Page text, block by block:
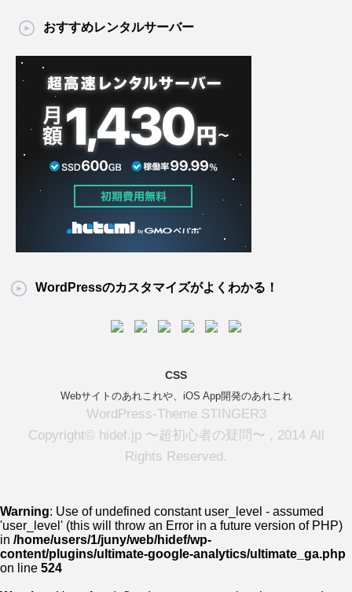
おすすめレンタルサーバー
WordPressのカスタマイズがよくわかる！
CSS
Webサイトのあれこれや、iOS App開発のあれこれ
WordPress-Theme STINGER3
Copyright© hidef.jp 〜超初心者の疑問〜 , 2014 All
Rights Reserved.
Warning: Use of undefined constant user_level - assumed
'user_level' (this will throw an Error in a future version of PHP)
in /home/users/1/juny/web/hidef/wp-
content/plugins/ultimate-google-analytics/ultimate_ga.php
on line 524